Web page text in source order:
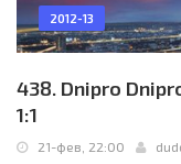
2012-13
438. Dnipro
1:1
21-фев, 22:00